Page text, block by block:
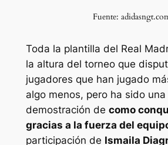
Fuente:
Toda la plantilla del Real
la altura del torneo que
jugadores que han jugado
algo menos, pero ha sido una
demostración de como
gracias a la fuerza del
participación de Ismaila